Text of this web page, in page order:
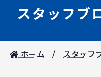
スタッフブ
ホーム スタッフ